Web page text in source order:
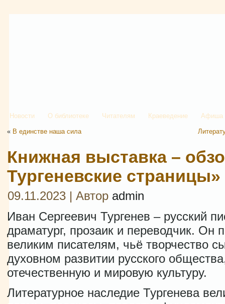
Новости О библиотеке Читателям Краеведение Афиша
« В единстве наша сила
Книжная выставка –
Тургеневские страницы»
09.11.2023 | Автор admin
Иван Сергеевич Тургенев – русский
драматург, прозаик и переводчик. Он
великим писателям, чьё творчество
духовном развитии русского
отечественную и мировую культуру.
Литературное наследие Тургенева